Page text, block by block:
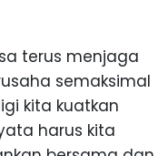
terus menjaga
semaksimal
kita kuatkan
harus kita